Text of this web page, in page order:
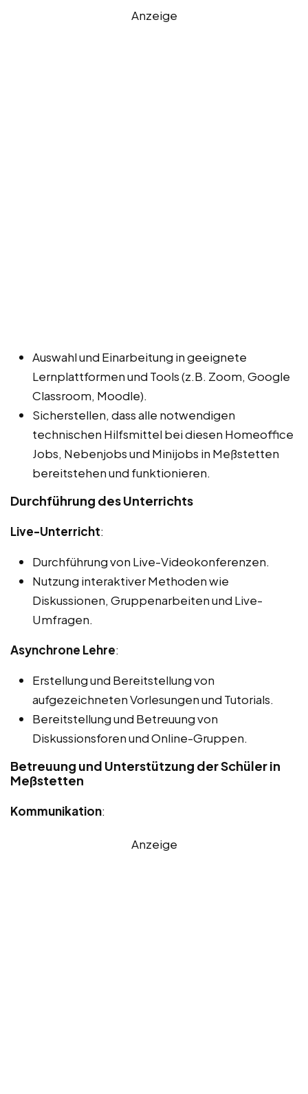
Anzeige
Auswahl und Einarbeitung in geeignete
Lernplattformen und Tools (z.B. Zoom, Google
Classroom, Moodle).
Sicherstellen, dass alle notwendigen
technischen Hilfsmittel bei diesen Homeoffice
Jobs, Nebenjobs und Minijobs in Meßstetten
bereitstehen und funktionieren.
Durchführung des Unterrichts
Live-Unterricht:
Durchführung von Live-Videokonferenzen.
Nutzung interaktiver Methoden wie
Diskussionen, Gruppenarbeiten und Live-
Umfragen.
Asynchrone Lehre:
Erstellung und Bereitstellung von
aufgezeichneten Vorlesungen und Tutorials.
Bereitstellung und Betreuung von
Diskussionsforen und Online-Gruppen.
Betreuung und Unterstützung der Schüler in
Meßstetten
Kommunikation:
Anzeige